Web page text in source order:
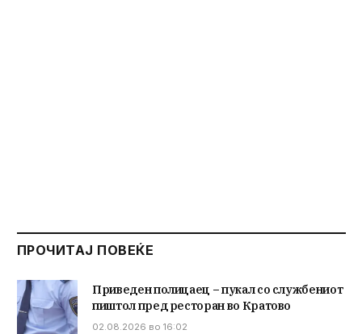
ПРОЧИТАЈ ПОВЕЌЕ
Приведен полицаец – пукал со службениот
пиштол пред ресторан во Кратово
02.08.2026 во 16:02